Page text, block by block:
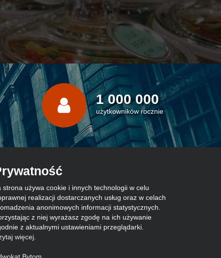
1 000 000
użytkowników rocznie
strona używa cookie i innych technologii w celu
realizacji dostarczanych usług oraz w celach
anonimowych informacji statystycznych.
z niej wyrażasz zgodę na ich używanie
z aktualnymi ustawieniami przeglądarki.
więcej